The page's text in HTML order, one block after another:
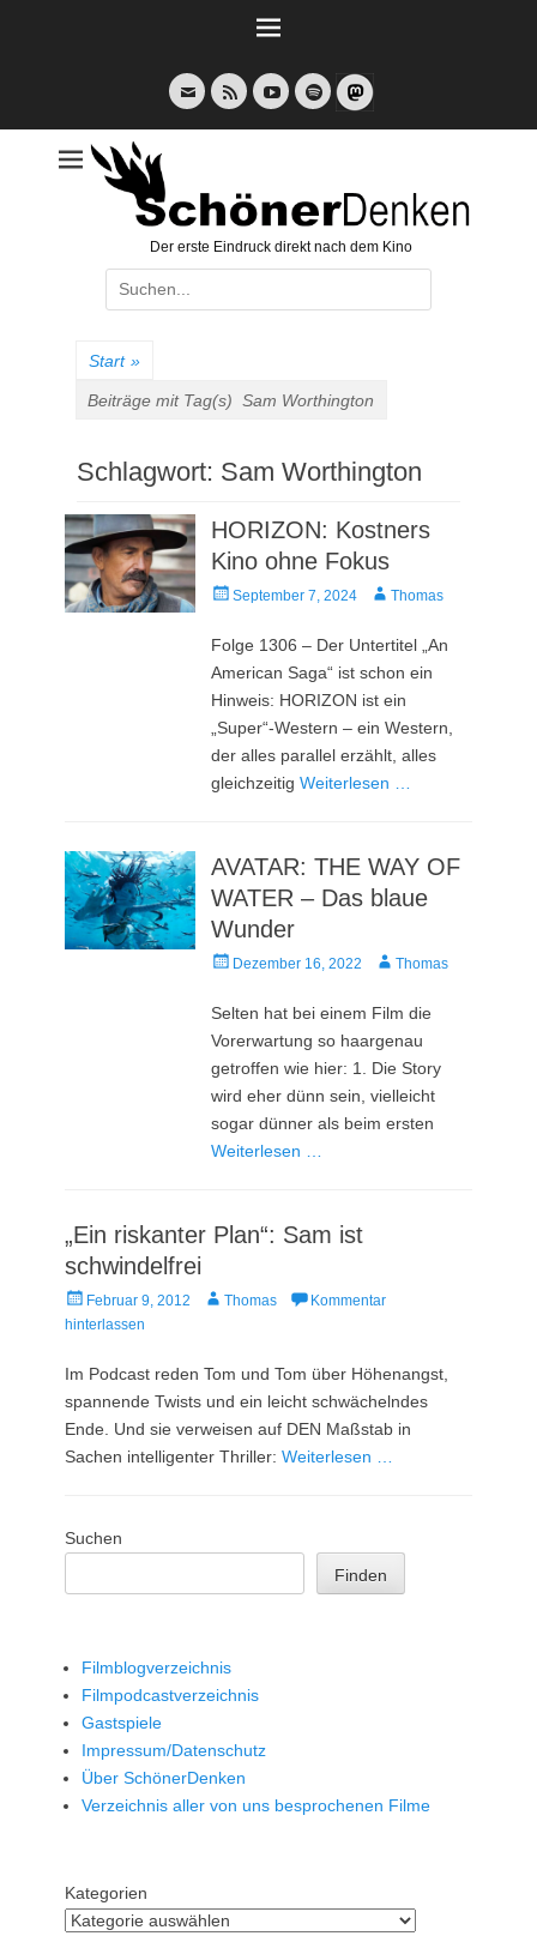
E-
Mail
Feed YouTubeSpotify
Der erste Eindruck direkt nach dem Kino
Suche
nach:
Start »
Beiträge mit Tag(s) Sam Worthington
Schlagwort: Sam Worthington
HORIZON: Kostners
Kino ohne Fokus
Veröffentlicht
September 7, 2024 AutorThomas
Folge 1306 – Der Untertitel „An
American Saga“ ist schon ein
Hinweis: HORIZON ist ein
„Super“-Western – ein Western,
der alles parallel erzählt, alles
gleichzeitigWeiterlesen …
AVATAR: THE WAY OF
WATER – Das blaue
Wunder
Veröffentlicht
Dezember 16, 2022 AutorThomas
Selten hat bei einem Film die
Vorerwartung so haargenau
getroffen wie hier: 1. Die Story
wird eher dünn sein, vielleicht
sogar dünner als beim ersten
Weiterlesen …
„Ein riskanter Plan“: Sam ist
schwindelfrei
Veröffentlicht
am
Februar 9, 2012 AutorThomas
Kommentar
hinterlassen
Im Podcast reden Tom und Tom über Höhenangst,
spannende Twists und ein leicht schwächelndes
Ende. Und sie verweisen auf DEN Maßstab in
Sachen intelligenter Thriller: Weiterlesen …
Suchen
Finden
Filmblogverzeichnis
Filmpodcastverzeichnis
Gastspiele
Impressum/Datenschutz
Über SchönerDenken
Verzeichnis aller von uns besprochenen Filme
Kategorien